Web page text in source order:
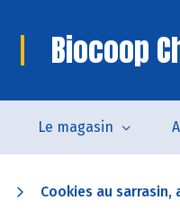
Biocoop
Le magasin
Cookies au sarrasin,